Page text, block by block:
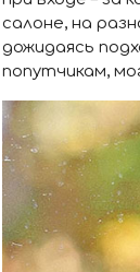
салоне, на
дожидаясь
попутчикам,